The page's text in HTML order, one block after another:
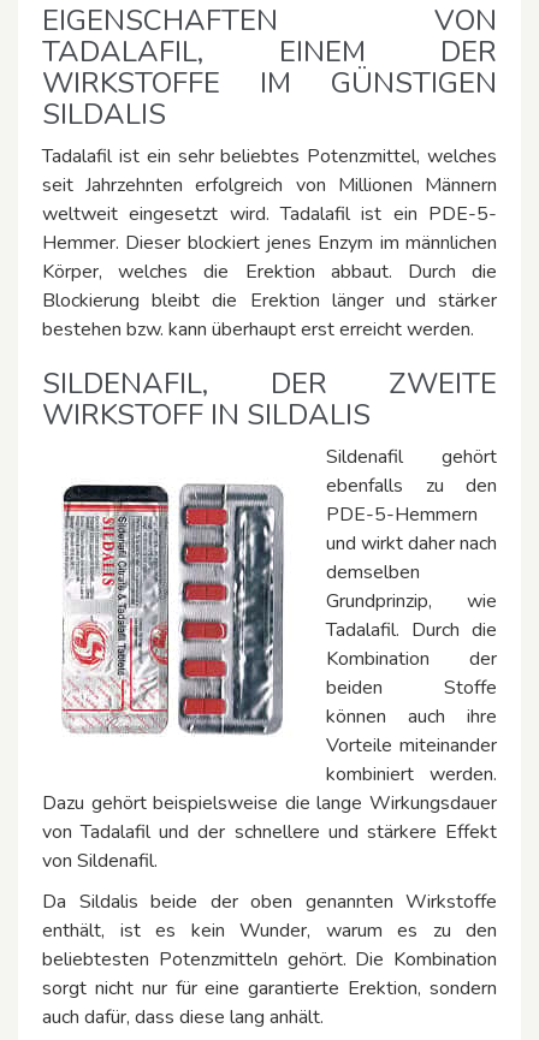
EIGENSCHAFTEN VON
TADALAFIL, EINEM DER
WIRKSTOFFE IM GÜNSTIGEN
SILDALIS
Tadalafil ist ein sehr beliebtes Potenzmittel, welches
seit Jahrzehnten erfolgreich von Millionen Männern
weltweit eingesetzt wird. Tadalafil ist ein PDE-5-
Hemmer. Dieser blockiert jenes Enzym im männlichen
Körper, welches die Erektion abbaut. Durch die
Blockierung bleibt die Erektion länger und stärker
bestehen bzw. kann überhaupt erst erreicht werden.
SILDENAFIL, DER ZWEITE
WIRKSTOFF IN SILDALIS
Sildenafil gehört
ebenfalls zu den
PDE-5-Hemmern
und wirkt daher nach
demselben
Grundprinzip, wie
Tadalafil. Durch die
Kombination der
beiden Stoffe
können auch ihre
Vorteile miteinander
kombiniert werden.
Dazu gehört beispielsweise die lange Wirkungsdauer
von Tadalafil und der schnellere und stärkere Effekt
von Sildenafil.
Da Sildalis beide der oben genannten Wirkstoffe
enthält, ist es kein Wunder, warum es zu den
beliebtesten Potenzmitteln gehört. Die Kombination
sorgt nicht nur für eine garantierte Erektion, sondern
auch dafür, dass diese lang anhält.